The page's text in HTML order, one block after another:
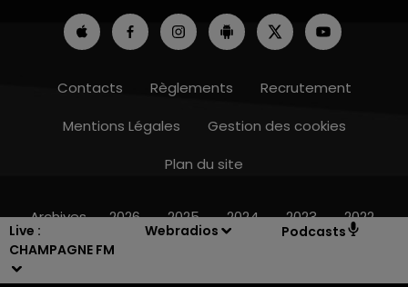
Live :
CHAMPAGNE FM
Webradios Podcasts
Contacts Règlements
Recrutement
Mentions Légales
Gestion des cookies
Plan du site
Archives 2026 2025 2024 2023 2022